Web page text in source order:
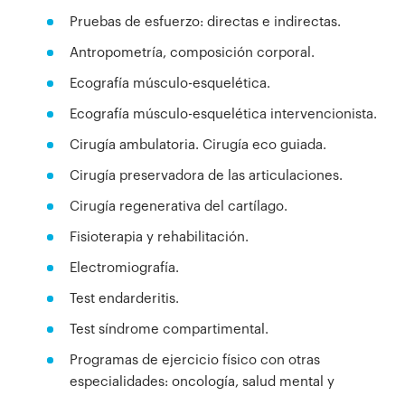
Pruebas de esfuerzo: directas e indirectas.
Antropometría, composición corporal.
Ecografía músculo-esquelética.
Ecografía músculo-esquelética intervencionista.
Cirugía ambulatoria. Cirugía eco guiada.
Cirugía preservadora de las articulaciones.
Cirugía regenerativa del cartílago.
Fisioterapia y rehabilitación.
Electromiografía.
Test endarderitis.
Test síndrome compartimental.
Programas de ejercicio físico con otras
especialidades: oncología, salud mental y